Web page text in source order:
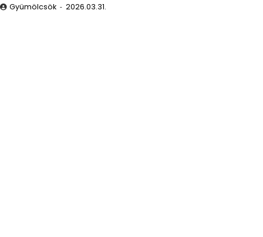
Gyümölcsök 2026.03.31.